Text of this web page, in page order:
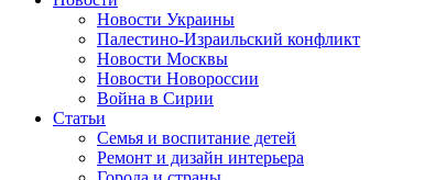
Новости Украины
Палестино-Израильский конфликт
Новости Москвы
Новости Новороссии
Война в Сирии
Статьи
Семья и воспитание детей
Ремонт и дизайн интерьера